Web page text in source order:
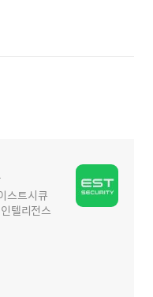
스트시큐
텔리전스